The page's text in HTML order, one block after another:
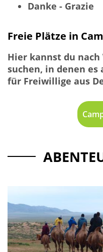
Danke - Grazie
Freie Plätze in
Hier kannst du
suchen, in denen
für Freiwillige aus